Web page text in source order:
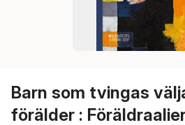
Barn som tvingas
förälder :